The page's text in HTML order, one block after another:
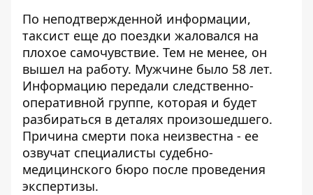
По неподтвержденной информации,
таксист еще до поездки жаловался на
плохое самочувствие. Тем не менее, он
вышел на работу. Мужчине было 58 лет.
Информацию передали следственно-
оперативной группе, которая и будет
разбираться в деталях произошедшего.
Причина смерти пока неизвестна - ее
озвучат специалисты судебно-
медицинского бюро после проведения
экспертизы.